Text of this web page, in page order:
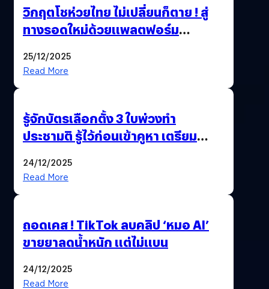
วิกฤตโชห่วยไทย ไม่เปลี่ยนก็ตาย ! สู่
ทางรอดใหม่ด้วยแพลตฟอร์ม
25/12/2025
Read More
รู้จักบัตรเลือกตั้ง 3 ใบพ่วงทำ
ประชามติ รู้ไว้ก่อนเข้าคูหา เตรียม
24/12/2025
Read More
ถอดเคส ! TikTok ลบคลิป ‘หมอ AI’
ขายยาลดน้ำหนัก แต่ไม่แบน
24/12/2025
Read More